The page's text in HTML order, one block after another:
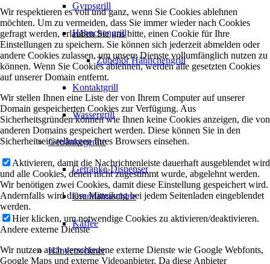
Gyrosgrill
Hähnchengrill
Zubehör Hähnchengrill
Kontaktgrill
Wassergrill
Getränkegeräte
Getränke-Dispenser
Granitamaschine
Kaffee
Händetrockner
Wir respektieren es voll und ganz, wenn Sie Cookies ablehnen
möchten. Um zu vermeiden, dass Sie immer wieder nach Cookies
gefragt werden, erlauben Sie uns bitte, einen Cookie für Ihre
Einstellungen zu speichern. Sie können sich jederzeit abmelden oder
andere Cookies zulassen, um unsere Dienste vollumfänglich nutzen zu
können. Wenn Sie Cookies ablehnen, werden alle gesetzten Cookies
auf unserer Domain entfernt.
Wir stellen Ihnen eine Liste der von Ihrem Computer auf unserer
Domain gespeicherten Cookies zur Verfügung. Aus
Sicherheitsgründen können wie Ihnen keine Cookies anzeigen, die von
anderen Domains gespeichert werden. Diese können Sie in den
Sicherheitseinstellungen Ihres Browsers einsehen.
Aktivieren, damit die Nachrichtenleiste dauerhaft ausgeblendet wird
und alle Cookies, denen nicht zugestimmt wurde, abgelehnt werden.
Wir benötigen zwei Cookies, damit diese Einstellung gespeichert wird.
Andernfalls wird diese Mitteilung bei jedem Seitenladen eingeblendet
werden.
Hier klicken, um notwendige Cookies zu aktivieren/deaktivieren.
Andere externe Dienste
Wir nutzen auch verschiedene externe Dienste wie Google Webfonts,
Google Maps und externe Videoanbieter. Da diese Anbieter